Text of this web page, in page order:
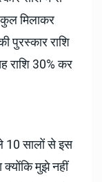
मिलाकर
पुरस्कार राशि
राशि 30% कर
10 सालों से इस
मुझे नहीं